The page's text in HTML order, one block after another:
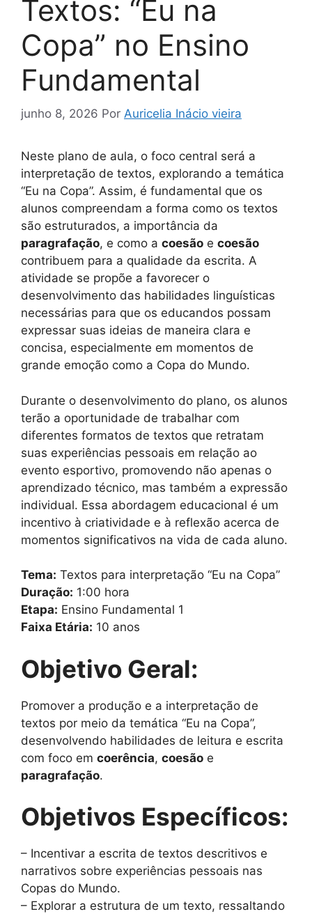
Textos: “Eu na
Copa” no Ensino
Fundamental
junho 8, 2026 Por Auricelia Inácio vieira
Neste plano de aula, o foco central será a
interpretação de textos, explorando a temática
“Eu na Copa”. Assim, é fundamental que os
alunos compreendam a forma como os textos
são estruturados, a importância da
paragrafação, e como a coesão e coesão
contribuem para a qualidade da escrita. A
atividade se propõe a favorecer o
desenvolvimento das habilidades linguísticas
necessárias para que os educandos possam
expressar suas ideias de maneira clara e
concisa, especialmente em momentos de
grande emoção como a Copa do Mundo.
Durante o desenvolvimento do plano, os alunos
terão a oportunidade de trabalhar com
diferentes formatos de textos que retratam
suas experiências pessoais em relação ao
evento esportivo, promovendo não apenas o
aprendizado técnico, mas também a expressão
individual. Essa abordagem educacional é um
incentivo à criatividade e à reflexão acerca de
momentos significativos na vida de cada aluno.
Tema: Textos para interpretação “Eu na Copa”
Duração: 1:00 hora
Etapa: Ensino Fundamental 1
Faixa Etária: 10 anos
Objetivo Geral:
Promover a produção e a interpretação de
textos por meio da temática “Eu na Copa”,
desenvolvendo habilidades de leitura e escrita
com foco em coerência, coesão e
paragrafação.
Objetivos Específicos:
– Incentivar a escrita de textos descritivos e
narrativos sobre experiências pessoais nas
Copas do Mundo.
– Explorar a estrutura de um texto, ressaltando